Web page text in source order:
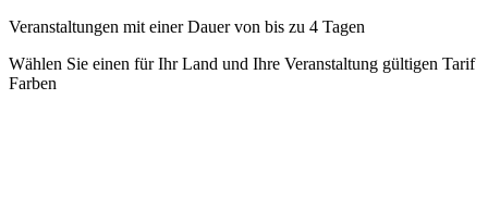
Veranstaltungen mit einer Dauer von bis zu 4 Tagen
Wählen Sie einen für Ihr Land und Ihre Veranstaltung gültigen Tarif
Farben